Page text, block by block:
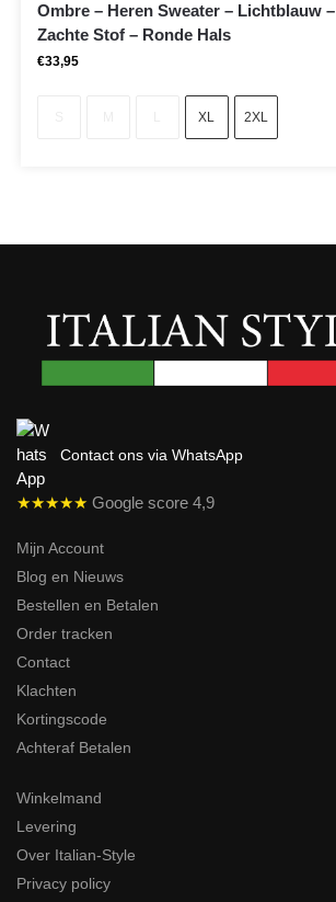
Ombre – Heren Sweater – Lichtblauw –
Zachte Stof – Ronde Hals
€33,95
XL 2XL
Contact ons via WhatsApp
★★★★★ Google score 4,9
Mijn Account
Blog en Nieuws
Bestellen en Betalen
Order tracken
Contact
Klachten
Kortingscode
Achteraf Betalen
Winkelmand
Levering
Over Italian-Style
Privacy policy